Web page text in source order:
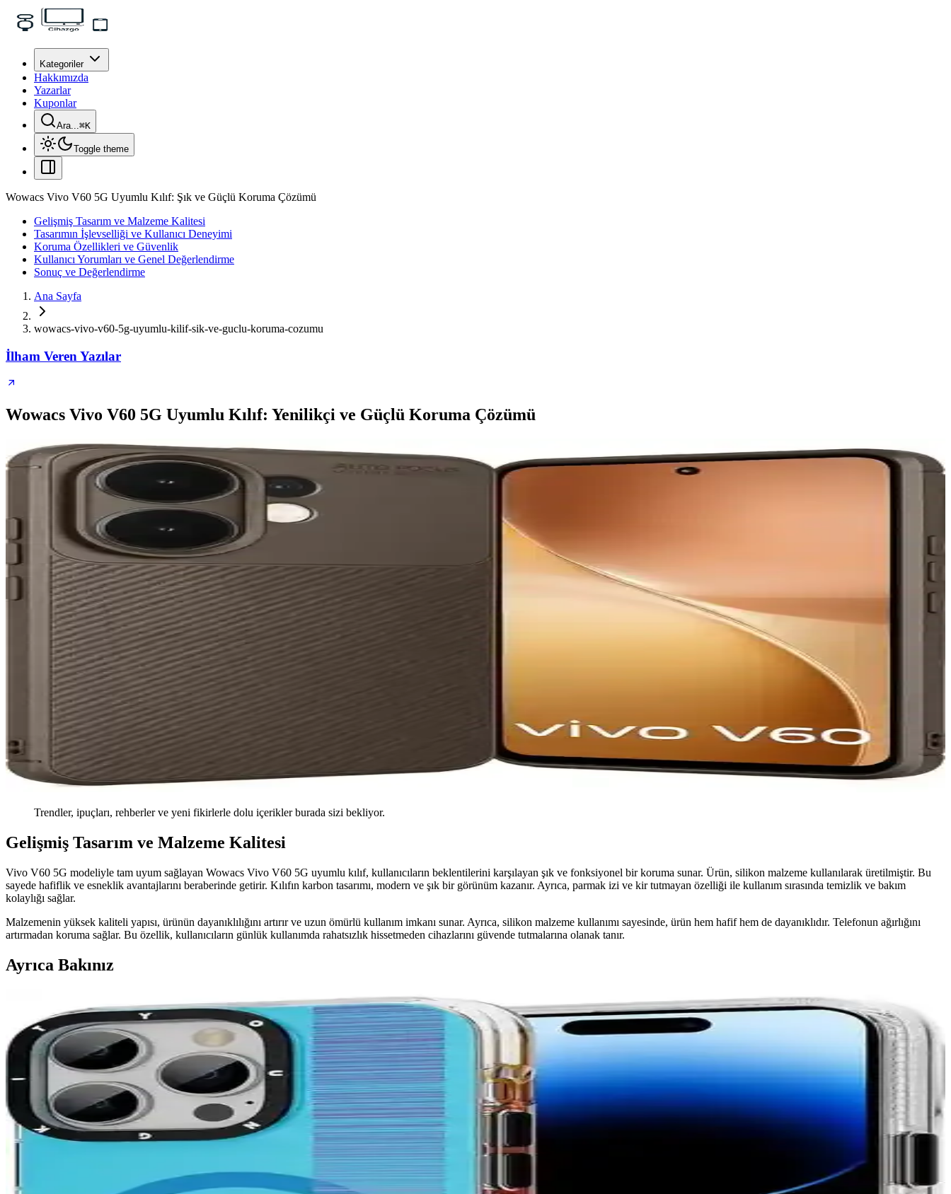
Kategoriler
Hakkımızda
Yazarlar
Kuponlar
Ara...⌘K
Toggle theme
Wowacs Vivo V60 5G Uyumlu Kılıf: Şık ve Güçlü Koruma Çözümü
Gelişmiş Tasarım ve Malzeme Kalitesi
Tasarımın İşlevselliği ve Kullanıcı Deneyimi
Koruma Özellikleri ve Güvenlik
Kullanıcı Yorumları ve Genel Değerlendirme
Sonuç ve Değerlendirme
Ana Sayfa
wowacs-vivo-v60-5g-uyumlu-kilif-sik-ve-guclu-koruma-cozumu
İlham Veren Yazılar
Wowacs Vivo V60 5G Uyumlu Kılıf: Yenilikçi ve Güçlü Koruma Çözümü
Trendler, ipuçları, rehberler ve yeni fikirlerle dolu içerikler burada sizi bekliyor.
Gelişmiş Tasarım ve Malzeme Kalitesi
Vivo V60 5G modeliyle tam uyum sağlayan Wowacs Vivo V60 5G uyumlu kılıf, kullanıcıların beklentilerini karşılayan şık ve fonksiyonel bir koruma sunar. Ürün, silikon malzeme kullanılarak üretilmiştir. Bu
sayede hafiflik ve esneklik avantajlarını beraberinde getirir. Kılıfın karbon tasarımı, modern ve şık bir görünüm kazanır. Ayrıca, parmak izi ve kir tutmayan özelliği ile kullanım sırasında temizlik ve bakım
kolaylığı sağlar.
Malzemenin yüksek kaliteli yapısı, ürünün dayanıklılığını artırır ve uzun ömürlü kullanım imkanı sunar. Ayrıca, silikon malzeme kullanımı sayesinde, ürün hem hafif hem de dayanıklıdır. Telefonun ağırlığını
artırmadan koruma sağlar. Bu özellik, kullanıcıların günlük kullanımda rahatsızlık hissetmeden cihazlarını güvende tutmalarına olanak tanır.
Ayrıca Bakınız
KVK PRİVACY Şeffaf Simli Kılıf iPhone 15 için Koruma ve Şıklık Bir Arada
Şeffaf ve simli tasarımıyla iPhone 15'e şıklık katan KVK PRİVACY kılıfı, dayanıklı malzeme ve mükemmel koruma özellikleriyle dikkat çekiyor.
Fibaks Redmi Note 11 Kılıfı: Şıklık ve Koruma Sunan Yüksek Kaliteli Silikon Kılıf
Fibaks Redmi Note 11 Kılıfı, estetik görünüm ve dayanıklılığı bir arada sunan silikon kılıf. Siyah renk, hafif yapı ve tam uyum ile telefonunuzu korur, kullanım kolaylığı sağlar.
Galaxy S20 FE İçin Şeffaf Silikon Kılıf Koruma ve Estetik Birlikteliği
Galaxy S20 FE için tasarlanmış şeffaf silikon kılıf, dayanıklı yapısı ve kartlık özelliğiyle telefonunuzu korurken estetik sağlar. Pratik kullanımı ve modern tasarımıyla öne çıkar.
Fibaks Samsung Galaxy A34 Kılıfı: Estetik ve Güçlü Koruma Çözümü